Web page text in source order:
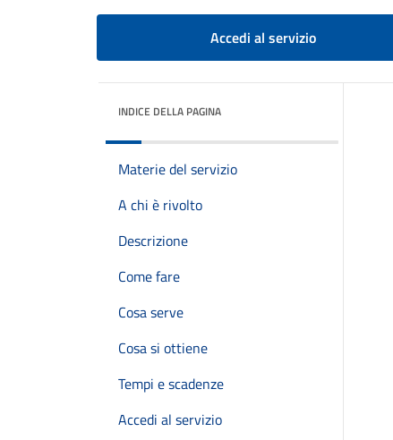
Accedi al servizio
INDICE DELLA PAGINA
Materie del servizio
A chi è rivolto
Descrizione
Come fare
Cosa serve
Cosa si ottiene
Tempi e scadenze
Accedi al servizio